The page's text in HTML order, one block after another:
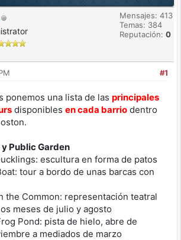
Mensajes: 413
Temas: 384
Reputación: 0
#1
ponemos una lista de las principales
disponibles en cada barrio dentro
Public Garden
escultura en forma de patos
tour a bordo de unas barcas con
the Common: representación teatral
meses de julio y agosto
Pond: pista de hielo, abre de
a mediados de marzo